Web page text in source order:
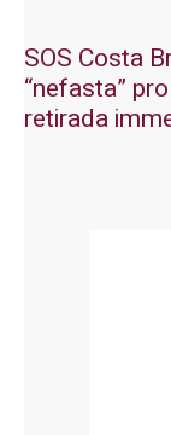
SOS Costa
“nefasta”
retirada